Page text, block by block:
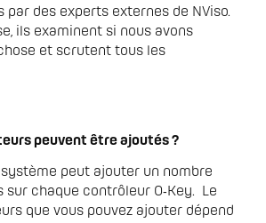
par des experts externes de NViso.
ils examinent si nous avons
et scrutent tous les
peuvent être ajoutés ?
peut ajouter un nombre
sur chaque contrôleur O‑Key.  Le
que vous pouvez ajouter dépend